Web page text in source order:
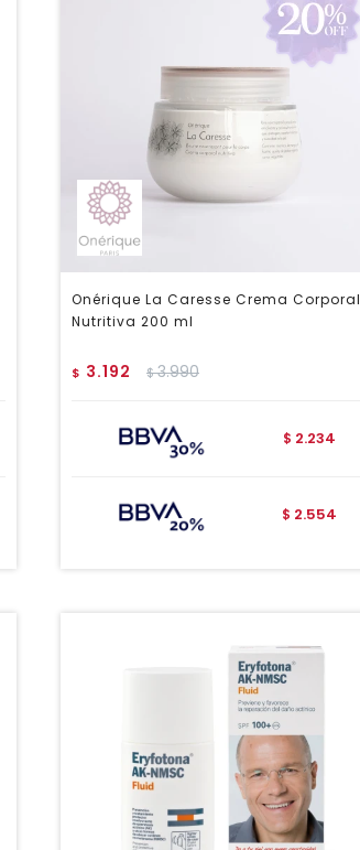
Onérique La Caresse Crema Corporal
Nutritiva 200 ml
$ 3.192 $3.990
$ 2.234
$ 2.554